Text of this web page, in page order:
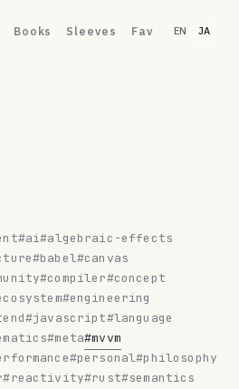
Books Sleeves Fav EN JA
#ai#algebraic-effects
#babel#canvas
#compiler#concept
#engineering
#javascript#language
#meta#mvvm
#personal#philosophy
#reactivity#rust#semantics